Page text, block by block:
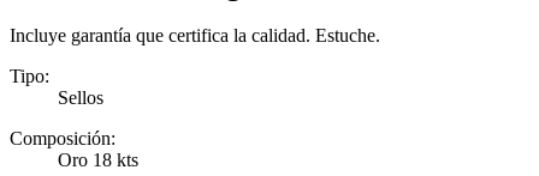
Incluye garantía que certifica la calidad. Estuche.
Tipo:
Sellos
Composición:
Oro 18 kts